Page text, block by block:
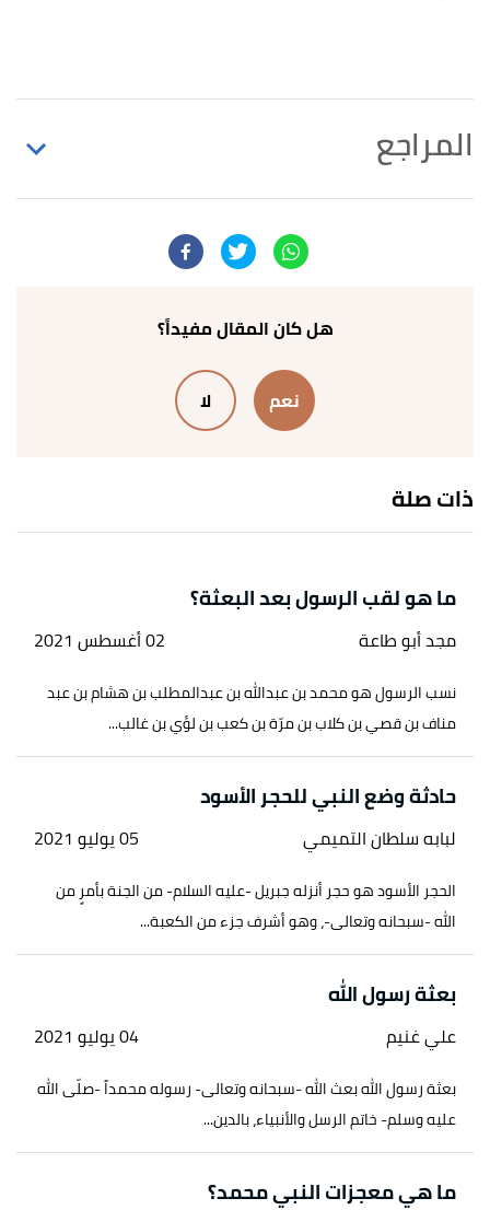
المراجع
، صفحة 1-192. بتصرّف.
الصفحة أو الرقم:3902.
" لماذا كانت بعثة النبي عند الأربعين؟ "
↑" نزول الوحي على رسول الله صلى الله عليه وسلم"،
هل كان المقال مفيداً؟
نعم لا
ذات صلة
ما هو لقب الرسول بعد البعثة؟
مجد أبو طاعة 02 أغسطس 2021
نسب الرسول هو محمد بن عبدالله بن عبدالمطلب بن هشام بن عبد
مناف بن قصي بن كلاب بن مرّة بن كعب بن لؤي بن غالب...
حادثة وضع النبي للحجر الأسود
لبابه سلطان التميمي 05 يوليو 2021
الحجر الأسود هو حجر أنزله جبريل -عليه السلام- من الجنة بأمرٍ من
الله -سبحانه وتعالى-، وهو أشرف جزء من الكعبة...
بعثة رسول الله
علي غنيم 04 يوليو 2021
بعثة رسول الله بعث الله -سبحانه وتعالى- رسوله محمداً -صلّى الله
عليه وسلم- خاتم الرسل والأنبياء، بالدين...
ما هي معجزات النبي محمد؟